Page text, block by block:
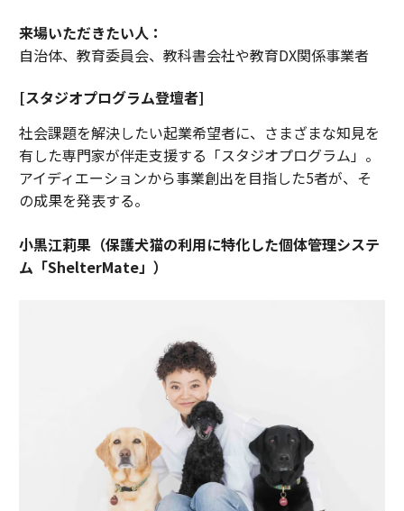
来場いただきたい人：
自治体、教育委員会、教科書会社や教育DX関係事業者
[スタジオプログラム登壇者]
社会課題を解決したい起業希望者に、さまざまな知見を
有した専門家が伴走支援する「スタジオプログラム」。
アイディエーションから事業創出を目指した5者が、そ
の成果を発表する。
小黒江莉果（保護犬猫の利用に特化した個体管理システ
ム「ShelterMate」）